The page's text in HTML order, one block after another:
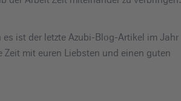
ist der letzte Azubi-Blog-Artikel im Jahr
mit euren Liebsten und einen guten